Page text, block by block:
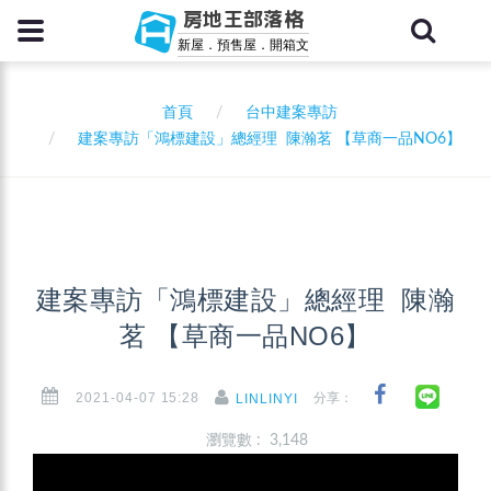
房地王部落格
新屋．預售屋．開箱文
首頁
台中建案專訪
建案專訪「鴻標建設」總經理 陳瀚茗 【草商一品NO6】
建案專訪「鴻標建設」總經理 陳瀚
茗 【草商一品NO6】
2021-04-07 15:28 LINLINYI 分享：
瀏覽數 : 3,148